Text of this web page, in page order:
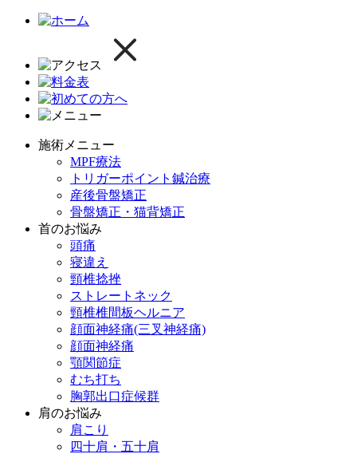
施術メニュー
MPF療法
トリガーポイント鍼治療
産後骨盤矯正
骨盤矯正・猫背矯正
首のお悩み
頭痛
寝違え
頸椎捻挫
ストレートネック
頸椎椎間板ヘルニア
顔面神経痛(三叉神経痛)
顔面神経痛
顎関節症
むち打ち
胸郭出口症候群
肩のお悩み
肩こり
四十肩・五十肩